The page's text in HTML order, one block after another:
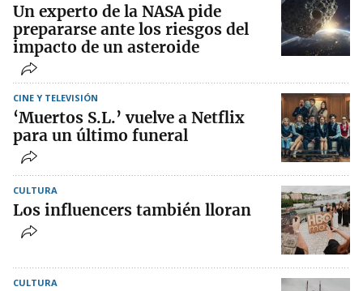
Un experto de la NASA pide
prepararse ante los riesgos del
impacto de un asteroide
CINE Y TELEVISIÓN
‘Muertos S.L.’ vuelve a Netflix
para un último funeral
CULTURA
Los influencers también lloran
CULTURA